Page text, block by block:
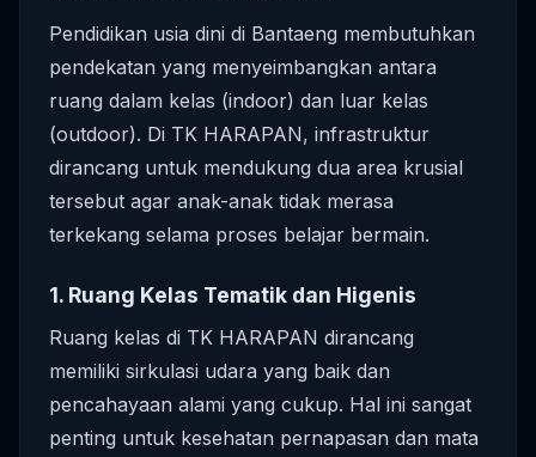
Pendidikan usia dini di Bantaeng membutuhkan
pendekatan yang menyeimbangkan antara
ruang dalam kelas (indoor) dan luar kelas
(outdoor). Di TK HARAPAN, infrastruktur
dirancang untuk mendukung dua area krusial
tersebut agar anak-anak tidak merasa
terkekang selama proses belajar bermain.
1. Ruang Kelas Tematik dan Higenis
Ruang kelas di TK HARAPAN dirancang
memiliki sirkulasi udara yang baik dan
pencahayaan alami yang cukup. Hal ini sangat
penting untuk kesehatan pernapasan dan mata